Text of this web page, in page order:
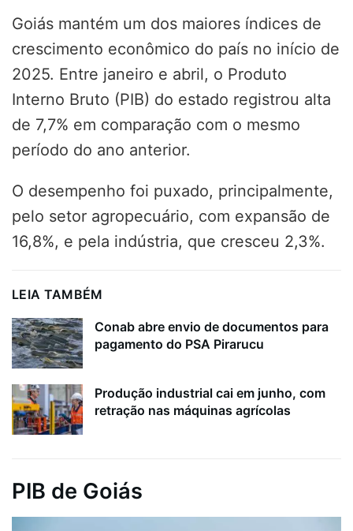
Goiás mantém um dos maiores índices de
crescimento econômico do país no início de
2025. Entre janeiro e abril, o Produto
Interno Bruto (PIB) do estado registrou alta
de 7,7% em comparação com o mesmo
período do ano anterior.
O desempenho foi puxado, principalmente,
pelo setor agropecuário, com expansão de
16,8%, e pela indústria, que cresceu 2,3%.
LEIA TAMBÉM
Conab abre envio de documentos para
pagamento do PSA Pirarucu
Produção industrial cai em junho, com
retração nas máquinas agrícolas
PIB de Goiás